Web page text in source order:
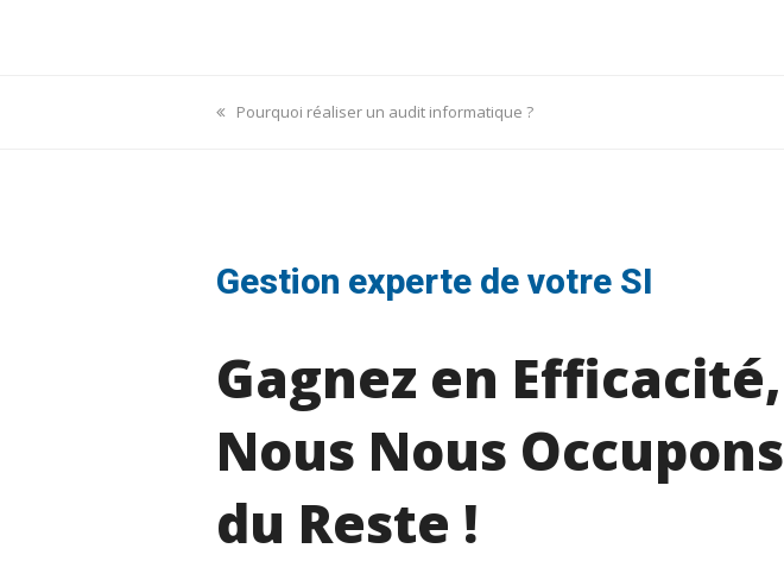
previous
Pourquoi réaliser un audit informatique ?
Gestion experte de votre SI
Gagnez en Efficacité,
Nous Nous Occupons
du Reste !